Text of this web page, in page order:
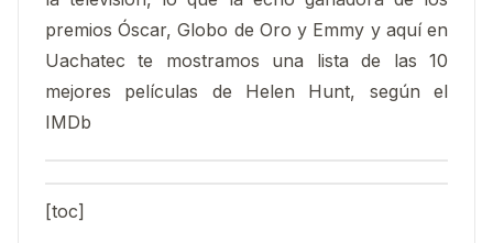
premios Óscar, Globo de Oro y Emmy y aquí en
Uachatec te mostramos una lista de las 10
mejores películas de Helen Hunt, según el
IMDb
[toc]